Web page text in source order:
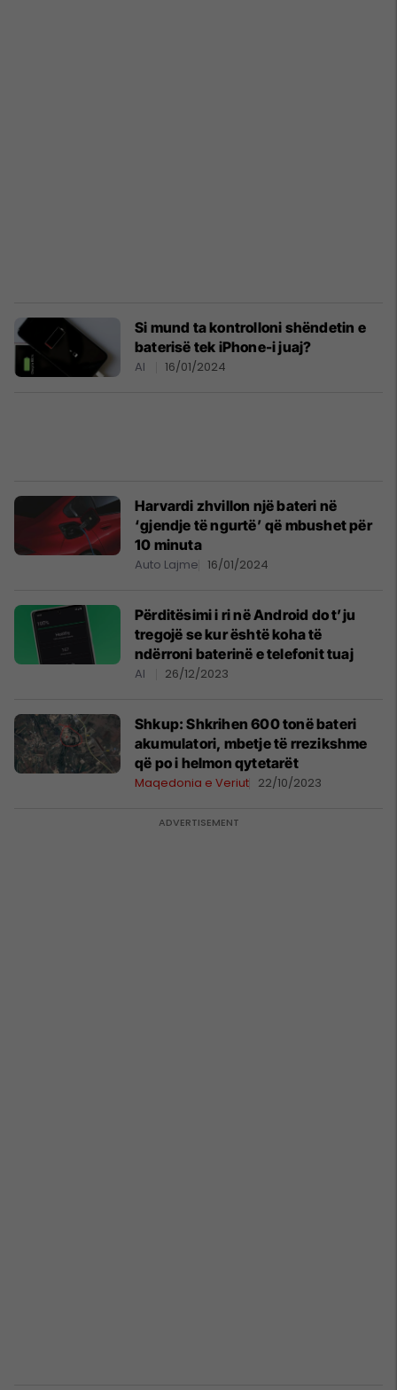
Si mund ta kontrolloni shëndetin e
baterisë tek iPhone-i juaj?
AI 16/01/2024
Harvardi zhvillon një bateri në
‘gjendje të ngurtë’ që mbushet për
10 minuta
Auto Lajme 16/01/2024
Përditësimi i ri në Android do t’ju
tregojë se kur është koha të
ndërroni baterinë e telefonit tuaj
AI 26/12/2023
Shkup: Shkrihen 600 tonë bateri
akumulatori, mbetje të rrezikshme
që po i helmon qytetarët
Maqedonia e Veriut 22/10/2023